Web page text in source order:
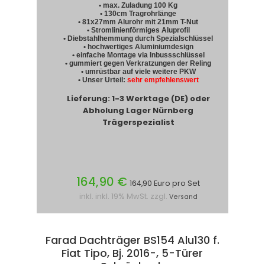
• max. Zuladung 100 Kg
• 130cm Tragrohrlänge
• 81x27mm Alurohr mit 21mm T-Nut
• Stromlinienförmiges Aluprofil
• Diebstahlhemmung durch Spezialschlüssel
• hochwertiges Aluminiumdesign
• einfache Montage via Inbussschlüssel
• gummiert gegen Verkratzungen der Reling
• umrüstbar auf viele weitere PKW
• Unser Urteil: sehr empfehlenswert
Lieferung: 1-3 Werktage (DE) oder
Abholung Lager Nürnberg
Trägerspezialist
164,90 € 164,90 Euro pro Set
inkl. inkl. 19% MwSt. zzgl. Versand
Farad Dachträger BS154 Alu130 f.
Fiat Tipo, Bj. 2016-, 5-Türer